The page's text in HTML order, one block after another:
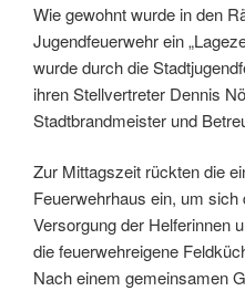
Wie gewohnt wurde in den
Jugendfeuerwehr ein
wurde durch die
ihren Stellvertreter Dennis
Stadtbrandmeister und
Zur Mittagszeit rückten die
Feuerwehrhaus ein, um
Versorgung der Helferinnen
die feuerwehreigene
Nach einem gemeinsamen